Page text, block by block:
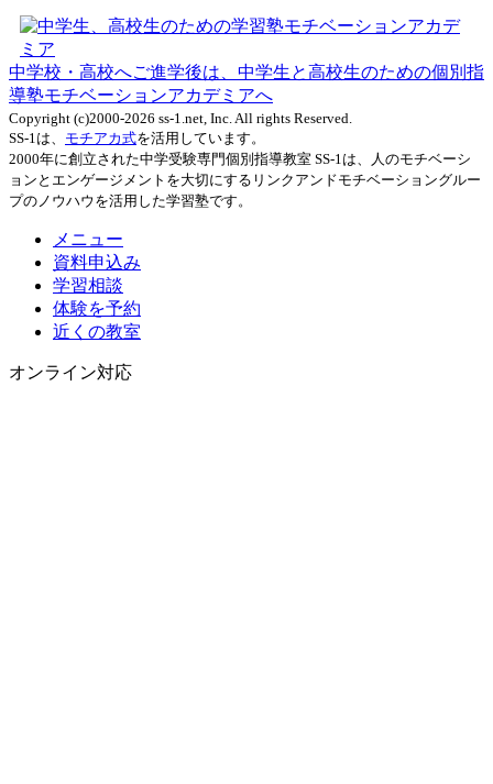
中学校・高校へご進学後は、中学生と高校生のための個別指
導塾モチベーションアカデミアへ
Copyright (c)2000-2026 ss-1.net, Inc. All rights Reserved.
SS-1は、 モチアカ式を活用しています。
2000年に創立された中学受験専門個別指導教室 SS-1は、人のモチベーシ
ョンとエンゲージメントを大切にするリンクアンドモチベーショングルー
プのノウハウを活用した学習塾です。
メニュー
資料申込み
学習相談
体験を予約
近くの教室
オンライン対応